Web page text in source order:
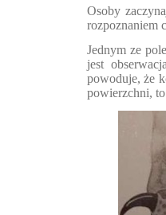
Osoby
rozpoznaniem
Jednym ze
jest
powoduje, że
powierzchni, to